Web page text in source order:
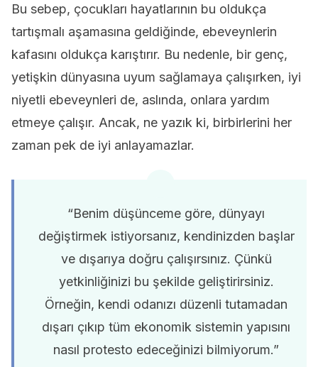
Bu sebep, çocukları hayatlarının bu oldukça
tartışmalı aşamasına geldiğinde, ebeveynlerin
kafasını oldukça karıştırır. Bu nedenle, bir genç,
yetişkin dünyasına uyum sağlamaya çalışırken, iyi
niyetli ebeveynleri de, aslında, onlara yardım
etmeye çalışır. Ancak, ne yazık ki, birbirlerini her
zaman pek de iyi anlayamazlar.
“Benim düşünceme göre, dünyayı
değiştirmek istiyorsanız, kendinizden başlar
ve dışarıya doğru çalışırsınız. Çünkü
yetkinliğinizi bu şekilde geliştirirsiniz.
Örneğin, kendi odanızı düzenli tutamadan
dışarı çıkıp tüm ekonomik sistemin yapısını
nasıl protesto edeceğinizi bilmiyorum.”